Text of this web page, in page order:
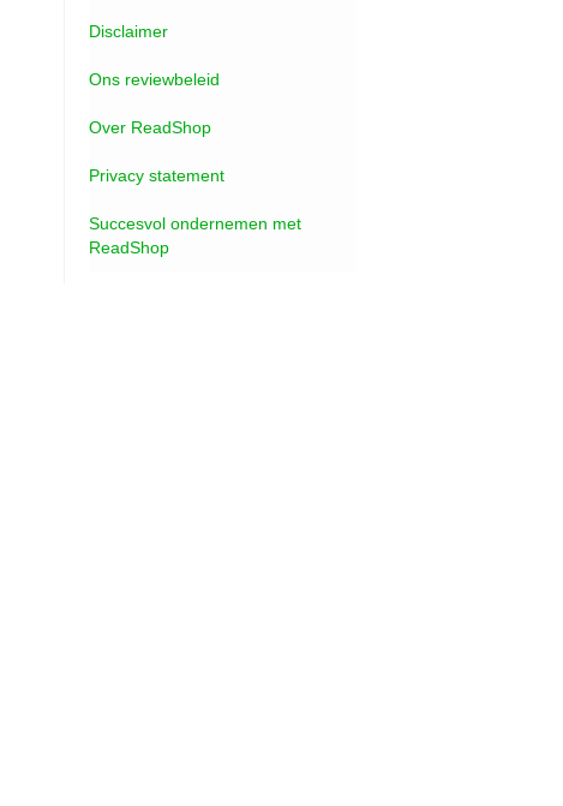
Disclaimer
Ons reviewbeleid
Over ReadShop
Privacy statement
Succesvol ondernemen met
ReadShop